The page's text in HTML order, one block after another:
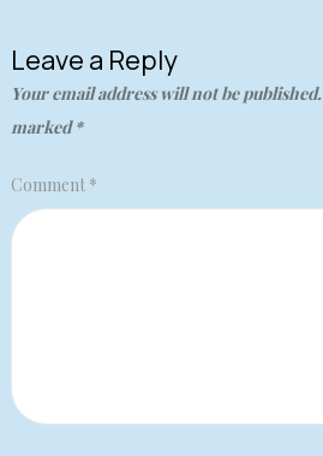
Leave a Reply
Your email address will not be published.
marked*
Comment*